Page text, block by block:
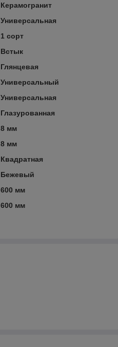
Керамогранит
Универсальная
1 сорт
Встык
Глянцевая
Универсальный
Универсальная
Глазурованная
8 мм
8 мм
Квадратная
Бежевый
600 мм
600 мм